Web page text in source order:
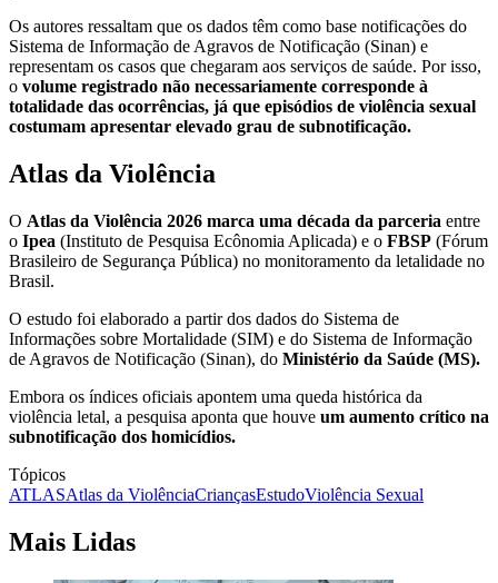
Os autores ressaltam que os dados têm como base notificações do
Sistema de Informação de Agravos de Notificação (Sinan) e
representam os casos que chegaram aos serviços de saúde. Por isso,
o volume registrado não necessariamente corresponde à
totalidade das ocorrências, já que episódios de violência sexual
costumam apresentar elevado grau de subnotificação.
Atlas da Violência
O Atlas da Violência 2026 marca uma década da parceria entre
o Ipea (Instituto de Pesquisa Ecônomia Aplicada) e o FBSP (Fórum
Brasileiro de Segurança Pública) no monitoramento da letalidade no
Brasil.
O estudo foi elaborado a partir dos dados do Sistema de
Informações sobre Mortalidade (SIM) e do Sistema de Informação
de Agravos de Notificação (Sinan), do Ministério da Saúde (MS).
Embora os índices oficiais apontem uma queda histórica da
violência letal, a pesquisa aponta que houve um aumento crítico na
subnotificação dos homicídios.
Tópicos
ATLASAtlas da ViolênciaCriançasEstudoViolência Sexual
Mais Lidas